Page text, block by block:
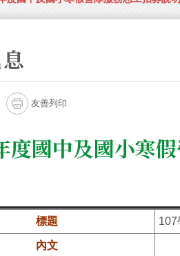
友善列印
度國中及國小寒
標題 107
內文